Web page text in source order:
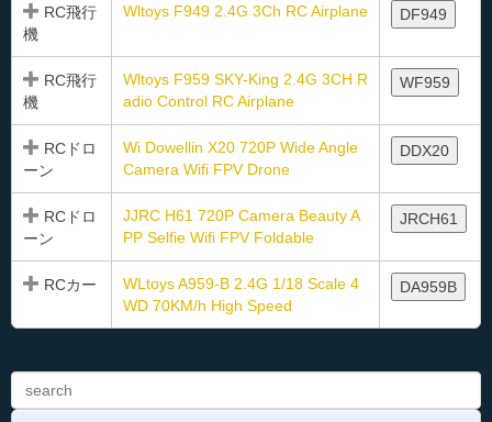
RC飛行
機
Wltoys F949 2.4G 3Ch RC Airplane DF949
RC飛行
機
Wltoys F959 SKY-King 2.4G 3CH R
adio Control RC Airplane
WF959
RCドロ
ーン
Wi Dowellin X20 720P Wide Angle
Camera Wifi FPV Drone
DDX20
RCドロ
ーン
JJRC H61 720P Camera Beauty A
PP Selfie Wifi FPV Foldable
JRCH61
RCカー
WLtoys A959-B 2.4G 1/18 Scale 4
WD 70KM/h High Speed
DA959B